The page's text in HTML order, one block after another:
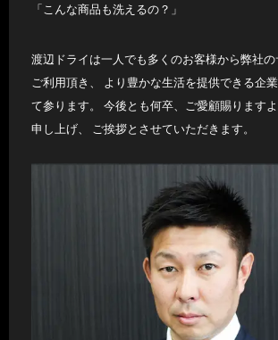
「こんな商品も洗えるの？」
渡辺ドライは一人でも多くのお客様から弊社
ご利用頂き、 より豊かな生活を提供できる企
て参ります。 今後とも何卒、ご愛顧賜ります
申し上げ、 ご挨拶とさせていただきます。